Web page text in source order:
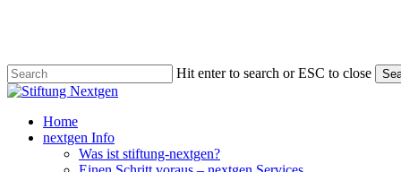
content
Hit enter to search or ESC to close
Close
search
Menu
Home
nextgen Info
Was ist stiftung-nextgen?